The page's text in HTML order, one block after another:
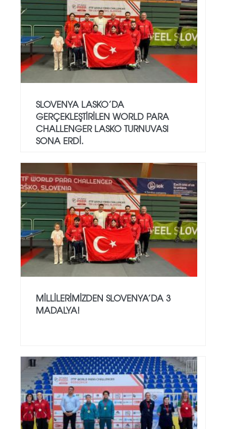
SLOVENYA LASKO’DA
GERÇEKLEŞTIRILEN WORLD PARA
CHALLENGER LASKO TURNUVASI
SONA ERDI.
MILLILERIMIZDEN SLOVENYA’DA 3
MADALYA!